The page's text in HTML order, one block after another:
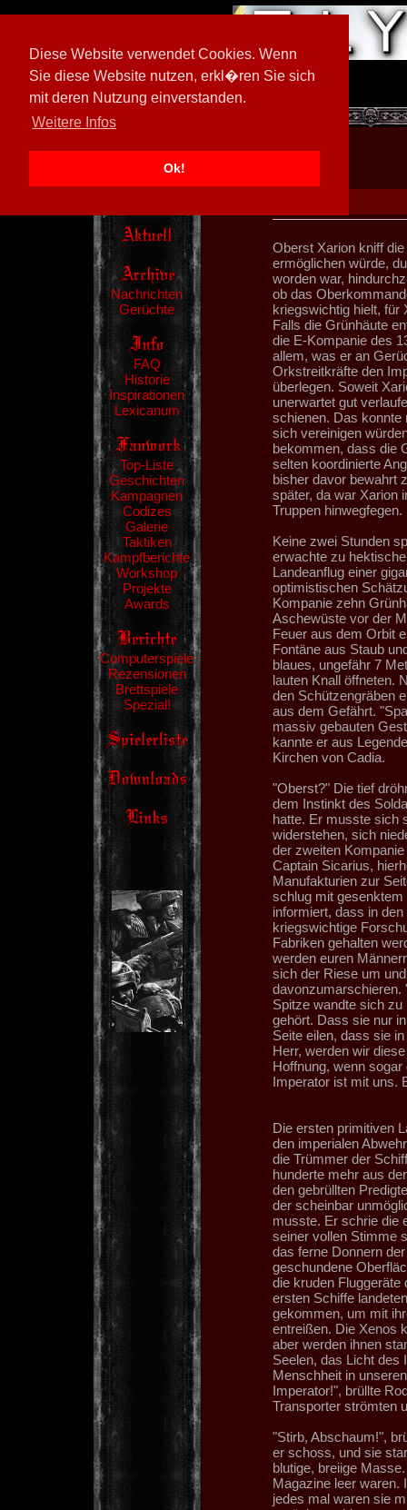
Diese Website verwendet Cookies. Wenn
Sie diese Website nutzen, erkl�ren Sie sich
mit deren Nutzung einverstanden.
Weitere Infos
Ok!
[ 597026/M3]
Nachrichten
Gerüchte
FAQ
Historie
Inspirationen
Lexicanum
Top-Liste
Geschichten
Kampagnen
Codizes
Galerie
Taktiken
Kampfberichte
Workshop
Projekte
Awards
Computerspiele
Rezensionen
Brettspiele
Spezial!
Oberst Xarion kniff
ermöglichen würde,
worden war,
ob das
kriegswichtig hielt, für
Falls die Grünhäute
die E-Kompanie des
allem, was er an
Orkstreitkräfte den
überlegen. Soweit
unerwartet gut
schienen. Das konnte
sich vereinigen
bekommen, dass die
selten koordinierte
bisher davor bewahrt
später, da war Xarion
Truppen hinwegfegen.
Keine zwei Stunden
erwachte zu
Landeanflug einer
optimistischen
Kompanie zehn
Aschewüste vor der
Feuer aus dem Orbit
Fontäne aus Staub
blaues, ungefähr 7
lauten Knall öffneten.
den Schützengräben
aus dem Gefährt.
massiv gebauten
kannte er aus
Kirchen von Cadia.
"Oberst?" Die tief
dem Instinkt des
hatte. Er musste sich
widerstehen, sich
der zweiten
Captain Sicarius,
Manufakturien zur
schlug mit gesenktem
informiert, dass in
kriegswichtige
Fabriken gehalten
werden euren
sich der Riese um
davonzumarschieren.
Spitze wandte sich
gehört. Dass sie nur
Seite eilen, dass sie
Herr, werden wir
Hoffnung, wenn
Imperator ist mit uns.
Die ersten primitiven
den imperialen
die Trümmer der
hunderte mehr aus
den gebrüllten
der scheinbar
musste. Er schrie die
seiner vollen Stimme
das ferne Donnern
geschundene
die kruden
ersten Schiffe
gekommen, um mit
entreißen. Die Xenos
aber werden ihnen
Seelen, das Licht des
Menschheit in
Imperator!", brüllte
Transporter strömten
"Stirb, Abschaum!",
er schoss, und sie
blutige, breiige
Magazine leer waren.
jedes mal waren sie